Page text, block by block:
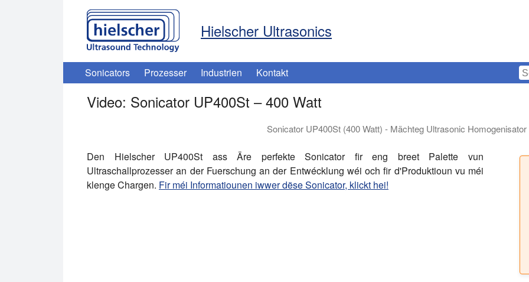
Hielscher Ultrasonics
Sonicators Prozesser Industrien Kontakt
Video: Sonicator UP400St – 400 Watt
Sonicator UP400St (400 Watt) - Mächteg Ultrasonic Homogenisator
Den Hielscher UP400St ass Äre perfekte Sonicator fir eng breet Palette vun
Ultraschallprozesser an der Fuerschung an der Entwécklung wéi och fir d'Produktioun vu méi
klenge Chargen. Fir méi Informatiounen iwwer dëse Sonicator, klickt hei!